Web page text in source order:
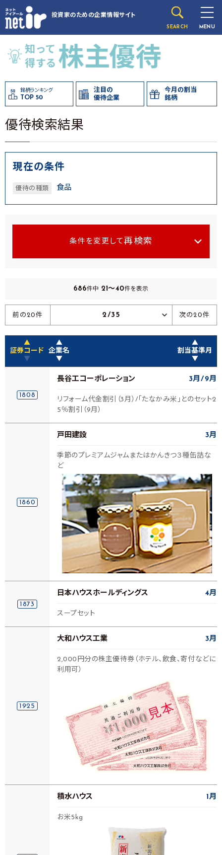
投資家のための企業情報サイト
SEARCH MENU
銘柄ランキング
TOP 50
注目の
優待企業
今月の割当
銘柄
優待検索結果
現在の条件
優待の種類 食品
条件を変更して 再検索
686件中 21～40件を表示
前の20件 2/35 次の20件
▲
証券コード
▼
▲
企業名
▼
▲
割当基準月
▼
1808
長谷工コーポレーション 3月 9月
リフォーム代金割引（3月）/「たなかみ米」とのセット2
5％割引（9月）
1860
戸田建設 3月
季節のプレミアムジャムまたはかんきつ３種缶詰な
ど
1873
日本ハウスホールディングス 4月
スープセット
1925
大和ハウス工業 3月
2,000円分の株主優待券（ホテル、飲食、寄付などに
利用可）
積水ハウス 1月
お米5kg